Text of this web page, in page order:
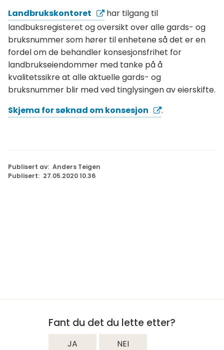
Landbrukskontoret
har tilgang til
landbuksregisteret og oversikt over alle gards- og
bruksnummer som hører til enhetene så det er en
fordel om de behandler konsesjonsfrihet for
landbrukseiendommer med tanke på å
kvalitetssikre at alle aktuelle gards- og
bruksnummer blir med ved tinglysingen av eierskifte.
Skjema for søknad om konsesjon
.
Publisert av Anders Teigen
Publisert
27.05.2020 10.36
Fant du det du lette etter?
JA NEI